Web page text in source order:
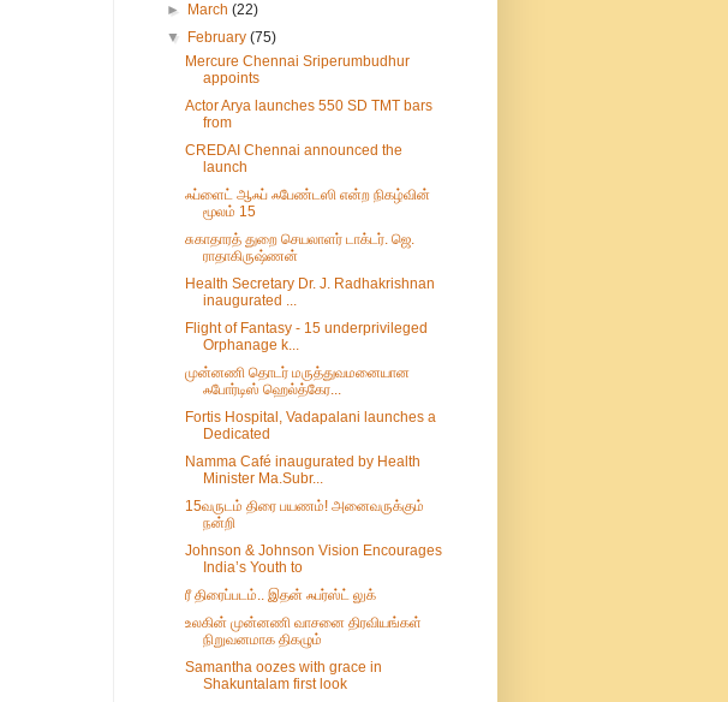
►
March(22)
▼
February(75)
Mercure Chennai Sriperumbudhur
appoints
Actor Arya launches 550 SD TMT bars
from
CREDAI Chennai announced the
launch
ஃப்ளைட் ஆஃப் ஃபேண்டஸி என்ற நிகழ்வின்
மூலம் 15
சுகாதாரத் துறை செயலாளர் டாக்டர். ஜெ.
ராதாகிருஷ்ணன்
Health Secretary Dr. J. Radhakrishnan
inaugurated ...
Flight of Fantasy - 15 underprivileged
Orphanage k...
முன்னணி தொடர் மருத்துவமனையான
ஃபோர்டிஸ் ஹெல்த்கேர...
Fortis Hospital, Vadapalani launches a
Dedicated
Namma Café inaugurated by Health
Minister Ma.Subr...
15வருடம் திரை பயணம்! அனைவருக்கும்
நன்றி
Johnson & Johnson Vision Encourages
India’s Youth to
ரீ திரைப்படம்.. இதன் ஃபர்ஸ்ட் லுக்
உலகின் முன்னணி வாசனை திரவியங்கள்
நிறுவனமாக திகழும்
Samantha oozes with grace in
Shakuntalam first look